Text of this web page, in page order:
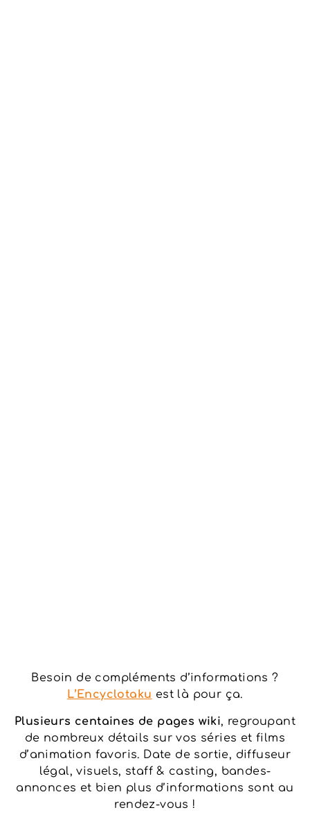
Besoin de compléments d’informations ?
L’Encyclotaku est là pour ça.
Plusieurs centaines de pages wiki, regroupant
de nombreux détails sur vos séries et films
d’animation favoris. Date de sortie, diffuseur
légal, visuels, staff & casting, bandes-
annonces et bien plus d’informations sont au
rendez-vous !